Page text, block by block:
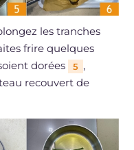
les tranches
frire quelques
dorées
5 ,
recouvert de